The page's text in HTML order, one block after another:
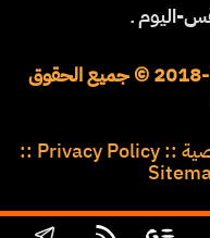
اليوم ـ
وكالة مدار الساعة الاخبارية، 2022-2018 © جميع الحقوق
::
Privacy Policy
::